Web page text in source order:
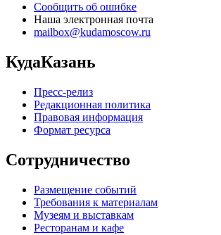
Сообщить об ошибке
Наша электронная почта
mailbox@kudamoscow.ru
КудаКазань
Пресс-релиз
Редакционная политика
Правовая информация
Формат ресурса
Сотрудничество
Размещение событий
Требования к материалам
Музеям и выставкам
Ресторанам и кафе